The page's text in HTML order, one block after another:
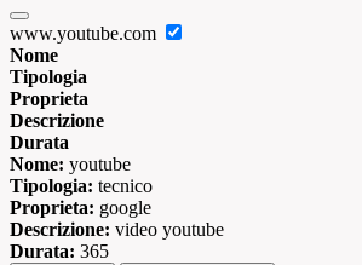
www.youtube.com
Nome
Tipologia
Proprieta
Descrizione
Durata
Nome: youtube
Tipologia: tecnico
Proprieta: google
Descrizione: video youtube
Durata: 365